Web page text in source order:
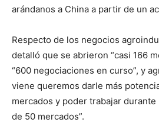
arándanos a China a partir de un
Respecto de los negocios
detalló que se abrieron “casi 166
“600 negociaciones en curso”, y
viene queremos darle más
mercados y poder trabajar
de 50 mercados”.